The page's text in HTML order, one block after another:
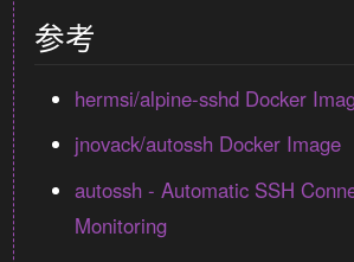
参考
hermsi/alpine-sshd Docker
jnovack/autossh Docker Image
autossh - Automatic SSH
Monitoring